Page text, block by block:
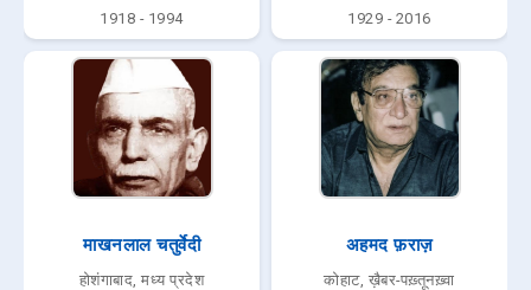
1918 - 1994
1929 - 2016
माखनलाल चतुर्वेदी
होशंगाबाद, मध्य प्रदेश
अहमद फ़राज़
कोहाट, ख़ैबर-पख़्तूनख़्वा